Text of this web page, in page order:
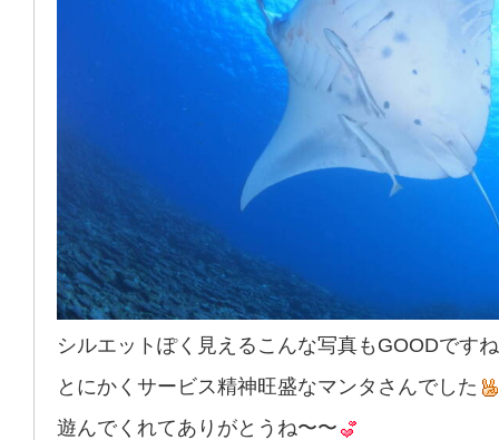
シルエットぽく見えるこんな写真もGOODですね
とにかくサービス精神旺盛なマンタさんでした
遊んでくれてありがとうね〜〜